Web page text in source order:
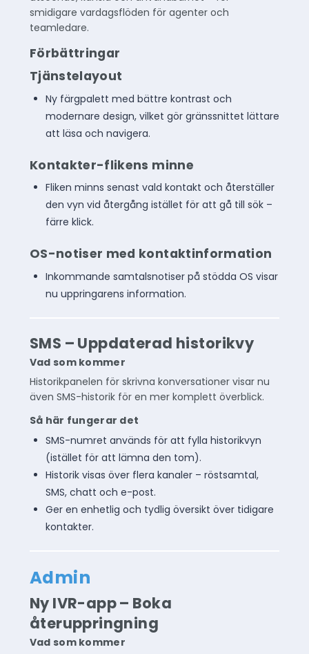
smidigare vardagsflöden för agenter och
teamledare.
Förbättringar
Tjänstelayout
Ny färgpalett med bättre kontrast och
modernare design, vilket gör gränssnittet lättare
att läsa och navigera.
Kontakter-flikens minne
Fliken minns senast vald kontakt och återställer
den vyn vid återgång istället för att gå till sök –
färre klick.
OS-notiser med kontaktinformation
Inkommande samtalsnotiser på stödda OS visar
nu uppringarens information.
SMS – Uppdaterad historikvy
Vad som kommer
Historikpanelen för skrivna konversationer visar nu
även SMS-historik för en mer komplett överblick.
Så här fungerar det
SMS-numret används för att fylla historikvyn
(istället för att lämna den tom).
Historik visas över flera kanaler – röstsamtal,
SMS, chatt och e-post.
Ger en enhetlig och tydlig översikt över tidigare
kontakter.
Admin
Ny IVR-app – Boka
återuppringning
Vad som kommer